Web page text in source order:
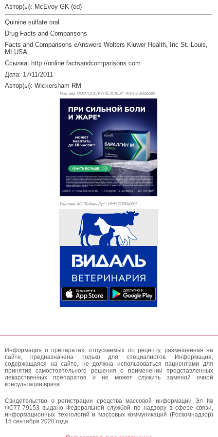
Автор(ы): McEvoy GK (ed)
Quinine sulfate oral
Drug Facts and Comparisons
Facts and Comparisons eAnswers Wolters Kluwer Health, Inc St. Louis,
MI USA
Ссылка: http://online.factsandcomparisons.com
Дата: 17/11/2011
Автор(ы): Wickersham RM
Реклама. ООО "ОПЕЛЛА ХЕЛСКЕА", ИНН 9710085580
Реклама. АО "Видаль Рус", ИНН 7728043605
Информация о препаратах, отпускаемых по рецепту, размещенная на
сайте, предназначена только для специалистов. Информация,
содержащаяся на сайте, не должна использоваться пациентами для
принятия самостоятельного решения о применении представленных
лекарственных препаратов и не может служить заменой очной
консультации врача.
Свидетельство о регистрации средства массовой информации Эл №
ФС77-79153 выдано Федеральной службой по надзору в сфере связи,
информационных технологий и массовых коммуникаций (Роскомнадзор)
15 сентября 2020 года.